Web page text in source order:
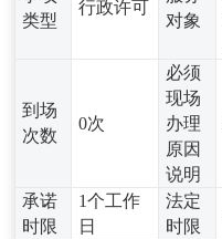
类型
行政许可
对象
到场
次数
0次
必须
现场
办理
原因
说明
承诺
时限
1个工作
日
法定
时限